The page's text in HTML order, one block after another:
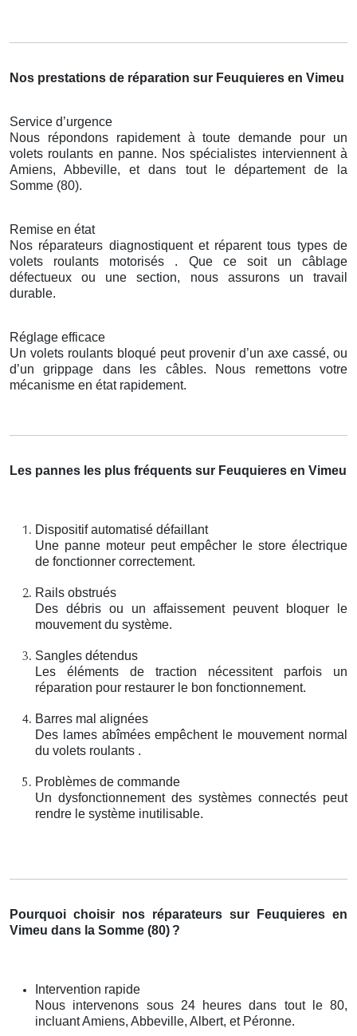
Nos prestations de réparation sur Feuquieres en Vimeu
Service d’urgence
Nous répondons rapidement à toute demande pour un
volets roulants en panne. Nos spécialistes interviennent à
Amiens, Abbeville, et dans tout le département de la
Somme (80).
Remise en état
Nos réparateurs diagnostiquent et réparent tous types de
volets roulants motorisés . Que ce soit un câblage
défectueux ou une section, nous assurons un travail
durable.
Réglage efficace
Un volets roulants bloqué peut provenir d’un axe cassé, ou
d’un grippage dans les câbles. Nous remettons votre
mécanisme en état rapidement.
Les pannes les plus fréquents sur Feuquieres en Vimeu
Dispositif automatisé défaillant
Une panne moteur peut empêcher le store électrique
de fonctionner correctement.
Rails obstrués
Des débris ou un affaissement peuvent bloquer le
mouvement du système.
Sangles détendus
Les éléments de traction nécessitent parfois un
réparation pour restaurer le bon fonctionnement.
Barres mal alignées
Des lames abîmées empêchent le mouvement normal
du volets roulants .
Problèmes de commande
Un dysfonctionnement des systèmes connectés peut
rendre le système inutilisable.
Pourquoi choisir nos réparateurs sur Feuquieres en
Vimeu dans la Somme (80) ?
Intervention rapide
Nous intervenons sous 24 heures dans tout le 80,
incluant Amiens, Abbeville, Albert, et Péronne.